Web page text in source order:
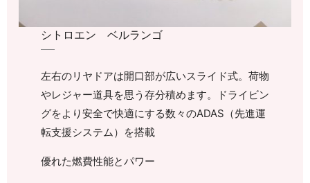
シトロエン ベルランゴ
左右のリヤドアは開口部が広いスライド式。荷物
やレジャー道具を思う存分積めます。ドライビン
グをより安全で快適にする数々のADAS（先進運
転支援システム）を搭載
優れた燃費性能とパワー